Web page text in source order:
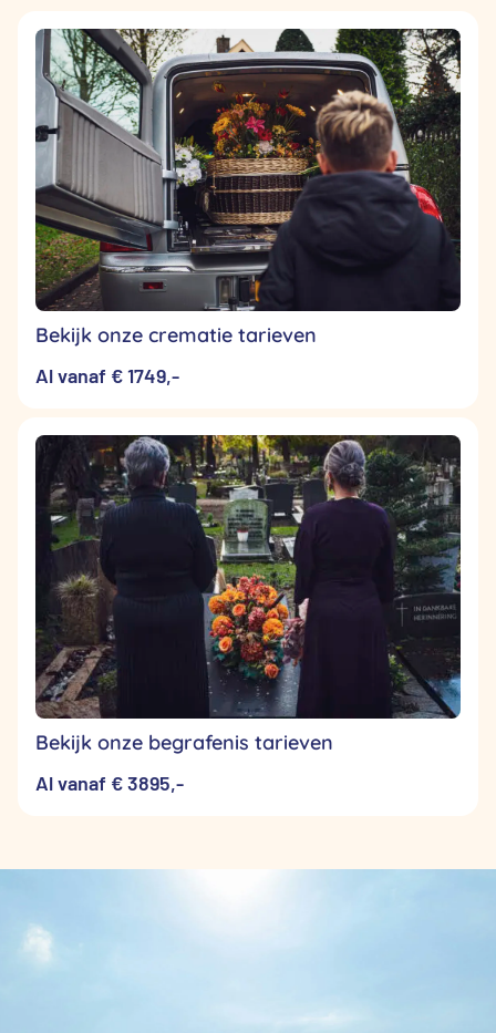
Bekijk onze crematie tarieven
Al vanaf € 1749,-
Bekijk onze begrafenis tarieven
Al vanaf € 3895,-